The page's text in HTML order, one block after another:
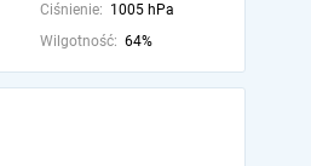
Ciśnienie: 1005 hPa
Wilgotność: 64%